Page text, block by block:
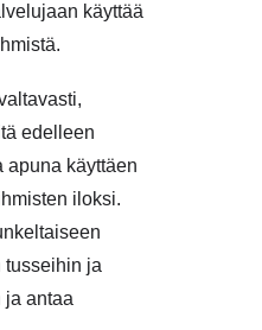
käyttää
edelleen
apuna käyttäen
iloksi.
tusseihin ja
antaa